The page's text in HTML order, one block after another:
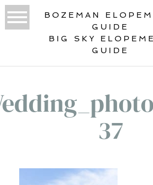
BOZEMAN
GUIDE
BIG SKY
GUIDE
37